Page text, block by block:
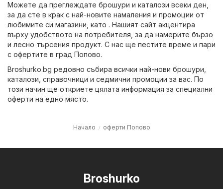
Можете да преглеждате брошури и каталози всеки ден,
за да сте в крак с най-новите намаления и промоции от
любимите си магазини, като . Нашият сайт акцентира
върху удобството на потребителя, за да намерите бързо
и лесно търсения продукт. С нас ще пестите време и пари
с офертите в град Попово.
Broshurko.bg редовно събира всички най-нови брошури,
каталози, справочници и седмични промоции за вас. По
този начин ще откриете цялата информация за специални
оферти на едно място.
Начало оферти Попово
Broshurko